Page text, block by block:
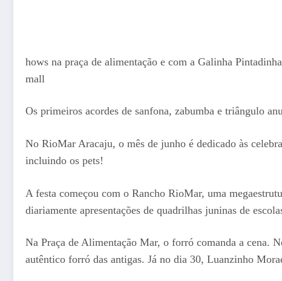
hows na praça de alimentação e com a Galinha
mall
Os primeiros acordes de sanfona, zabumba e triângulo
No RioMar Aracaju, o mês de junho é dedicado às
incluindo os pets!
A festa começou com o Rancho RioMar, uma
diariamente apresentações de quadrilhas juninas de
Na Praça de Alimentação Mar, o forró comanda a cena.
autêntico forró das antigas. Já no dia 30, Luanzinho